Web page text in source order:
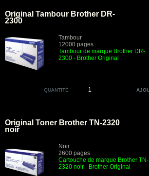
Original Tambour Brother DR-
2300
Tambour
12000 pages
Tambour de marque Brother DR-
2300 - Brother Original
QUANTITÉ
Original Toner Brother TN-2320
noir
Noir
2600 pages
Cartouche de marque Brother TN-
2320 noir - Brother Original